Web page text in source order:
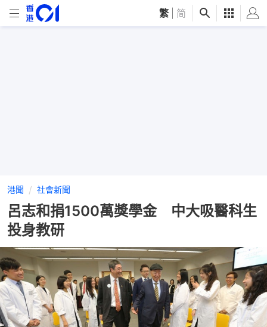
繁 简
港聞 社會新聞
呂志和捐1500萬獎學金 中大吸醫科生
投身教研